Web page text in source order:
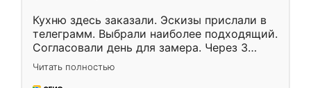
Кухню здесь заказали. Эскизы прислали в
телеграмм. Выбрали наиболее подходящий.
Согласовали день для замера. Через 3
недели кухня была уже готова. Остались
довольны работой. Спасибо Ренессанс
Читать полностью